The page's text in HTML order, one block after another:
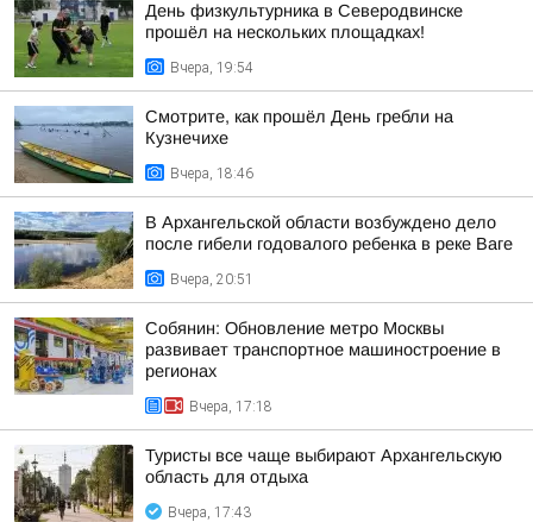
День физкультурника в Северодвинске
прошёл на нескольких площадках!
Вчера, 19:54
Смотрите, как прошёл День гребли на
Кузнечихе
Вчера, 18:46
В Архангельской области возбуждено дело
после гибели годовалого ребенка в реке Ваге
Вчера, 20:51
Собянин: Обновление метро Москвы
развивает транспортное машиностроение в
регионах
Вчера, 17:18
Туристы все чаще выбирают Архангельскую
область для отдыха
Вчера, 17:43